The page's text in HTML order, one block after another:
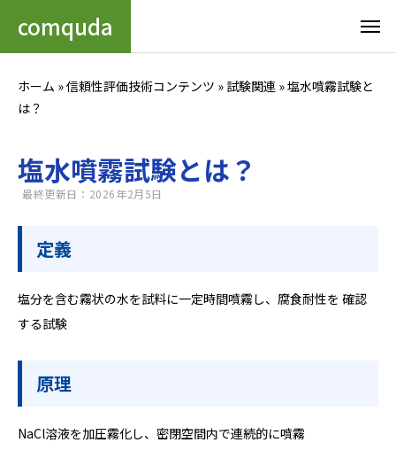
comquda
ホーム »信頼性評価技術コンテンツ » 試験関連 »塩水噴霧試験と
は？
塩水噴霧試験とは？
最終更新日：2026年2月5日
定義
塩分を含む霧状の水を試料に一定時間噴霧し、腐食耐性を 確認
する試験
原理
NaCl溶液を加圧霧化し、密閉空間内で連続的に噴霧